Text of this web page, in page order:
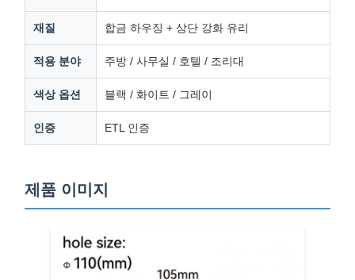
모든 케이스
지금 챗팅하
세요
회의실 전기 소켓
팝업 소켓 박스
슬라이딩 소켓
재질 합금 하우징 + 상단 강화 유리
적용 분야 주방 / 사무실 / 호텔 / 조리대
색상 옵션 블랙 / 화이트 / 그레이
인증 ETL 인증
제품 이미지